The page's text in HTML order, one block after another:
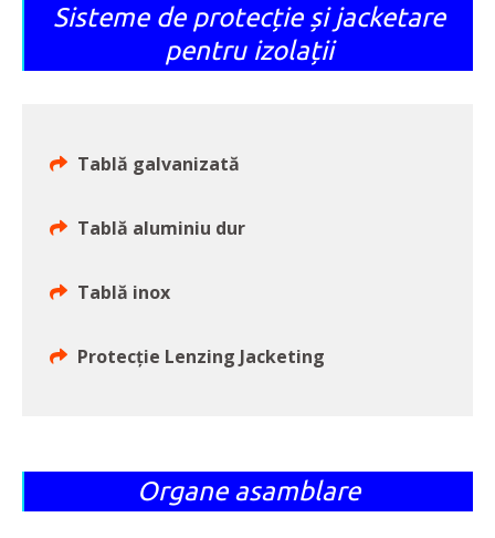
Sisteme de protecție și jacketare
pentru izolații
Tablă galvanizată
Tablă aluminiu dur
Tablă inox
Protecție Lenzing Jacketing
Organe asamblare